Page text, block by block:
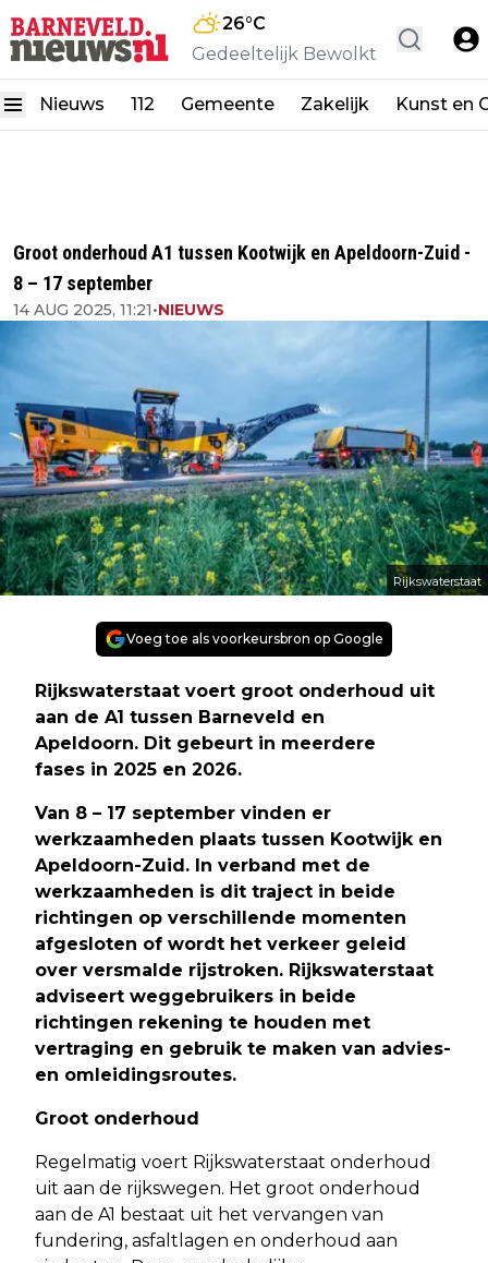
26°C
Gedeeltelijk Bewolkt
Nieuws 112 Gemeente Zakelijk Kunst en
Groot onderhoud A1 tussen Kootwijk en Apeldoorn-Zuid -
8 – 17 september
14 AUG 2025, 11:21•NIEUWS
Rijkswaterstaat
Voeg toe als voorkeursbron op Google
Rijkswaterstaat voert groot onderhoud uit
aan de A1 tussen Barneveld en
Apeldoorn. Dit gebeurt in meerdere
fases in 2025 en 2026.
Van 8 – 17 september vinden er
werkzaamheden plaats tussen Kootwijk en
Apeldoorn-Zuid. In verband met de
werkzaamheden is dit traject in beide
richtingen op verschillende momenten
afgesloten of wordt het verkeer geleid
over versmalde rijstroken. Rijkswaterstaat
adviseert weggebruikers in beide
richtingen rekening te houden met
vertraging en gebruik te maken van advies-
en omleidingsroutes.
Groot onderhoud
Regelmatig voert Rijkswaterstaat onderhoud
uit aan de rijkswegen. Het groot onderhoud
aan de A1 bestaat uit het vervangen van
fundering, asfaltlagen en onderhoud aan